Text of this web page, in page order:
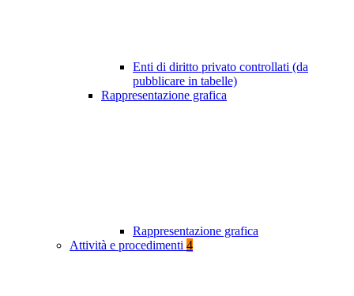
Enti di diritto privato controllati (da
pubblicare in tabelle)
Rappresentazione grafica
Rappresentazione grafica
Attività e procedimenti 4